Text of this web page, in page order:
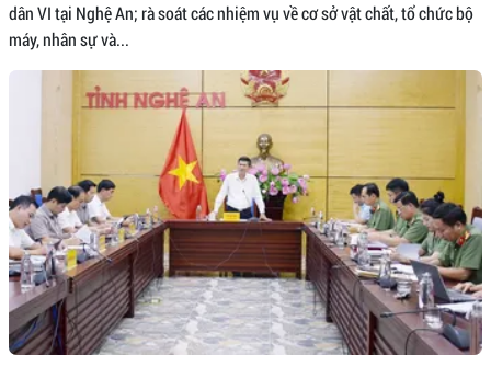
dân VI tại Nghệ An; rà soát các nhiệm vụ về cơ sở vật chất, tổ chức bộ
máy, nhân sự và...